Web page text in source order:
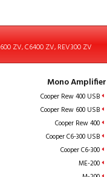
ZV, C6400 ZV, REV300 ZV
Mono Amplifier
Cooper Rew 400 USB
Cooper Rew 600 USB
Cooper Rew 400
Cooper C6-300 USB
Cooper C6-300
ME-200